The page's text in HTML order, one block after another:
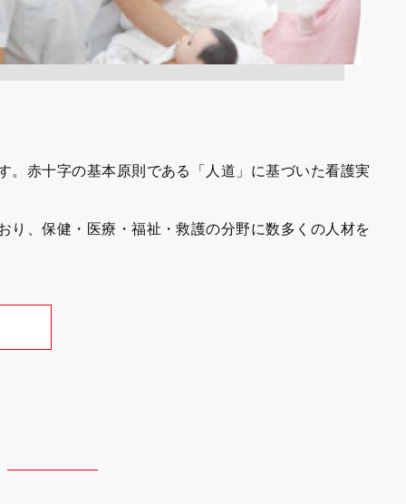
赤十字の基本原則である「人道」に基づいた看護実
、保健・医療・福祉・救護の分野に数多くの人材を